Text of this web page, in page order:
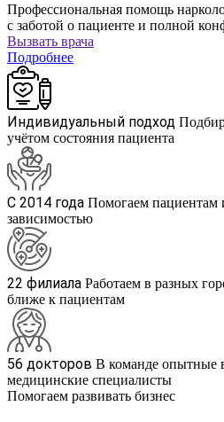
Профессиональная помощь
с заботой о пациенте и полной
Вызвать врача
Подробнее
Индивидуальный подход
учётом состояния пациента
С 2014 года Помогаем пациентам
зависимостью
22 филиала Работаем в разных
ближе к пациентам
56 докторов В команде опытные
медицинские специалисты
Помогаем развивать бизнес